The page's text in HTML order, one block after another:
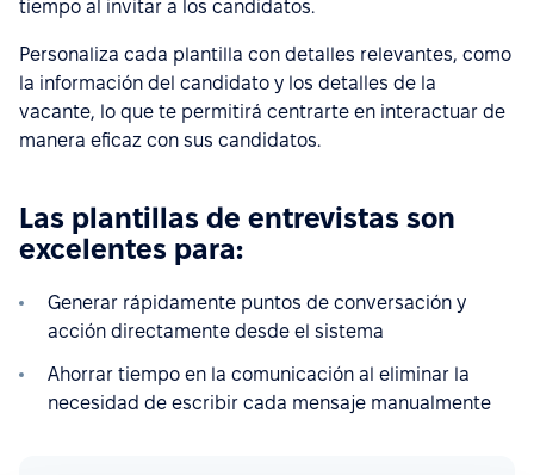
tiempo al invitar a los candidatos.
Personaliza cada plantilla con detalles relevantes, como
la información del candidato y los detalles de la
vacante, lo que te permitirá centrarte en interactuar de
manera eficaz con sus candidatos.
Las plantillas de entrevistas son
excelentes para:
Generar rápidamente puntos de conversación y
acción directamente desde el sistema
Ahorrar tiempo en la comunicación al eliminar la
necesidad de escribir cada mensaje manualmente